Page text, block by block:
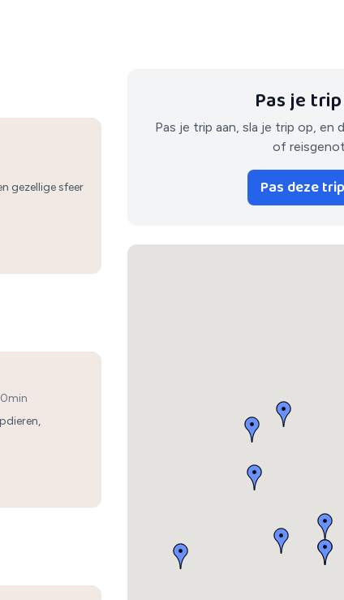
gezellige sfeer
Pas je
Pas je trip aan, sla je trip op, en
of
Pas deze